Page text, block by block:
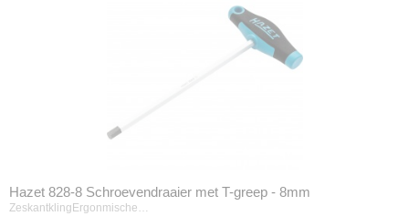
Hazet 828-8 Schroevendraaier met T-greep - 8mm
ZeskantklingErgonmische…